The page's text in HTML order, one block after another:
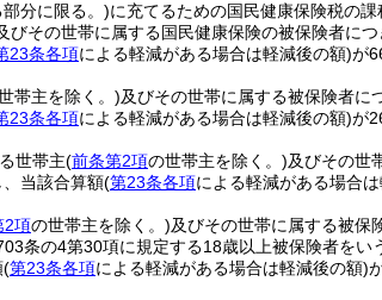
分に限る。)に充てるための国民健康保険税の
びその世帯に属する国民健康保険の被保険者に
23条各項による軽減がある場合は軽減後の額)が
帯主を除く。)及びその世帯に属する被保険者に
23条各項による軽減がある場合は軽減後の額)が
世帯主(前条第2項の世帯主を除く。)及びその世
、当該合算額(第23条各項による軽減がある場合
2項の世帯主を除く。)及びその世帯に属する被保
条の4第30項に規定する18歳以上被保険者をい
(第23条各項による軽減がある場合は軽減後の額)